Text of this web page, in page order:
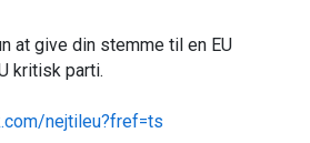
at give din stemme til en EU
kritisk parti.
nejtileu?fref=ts